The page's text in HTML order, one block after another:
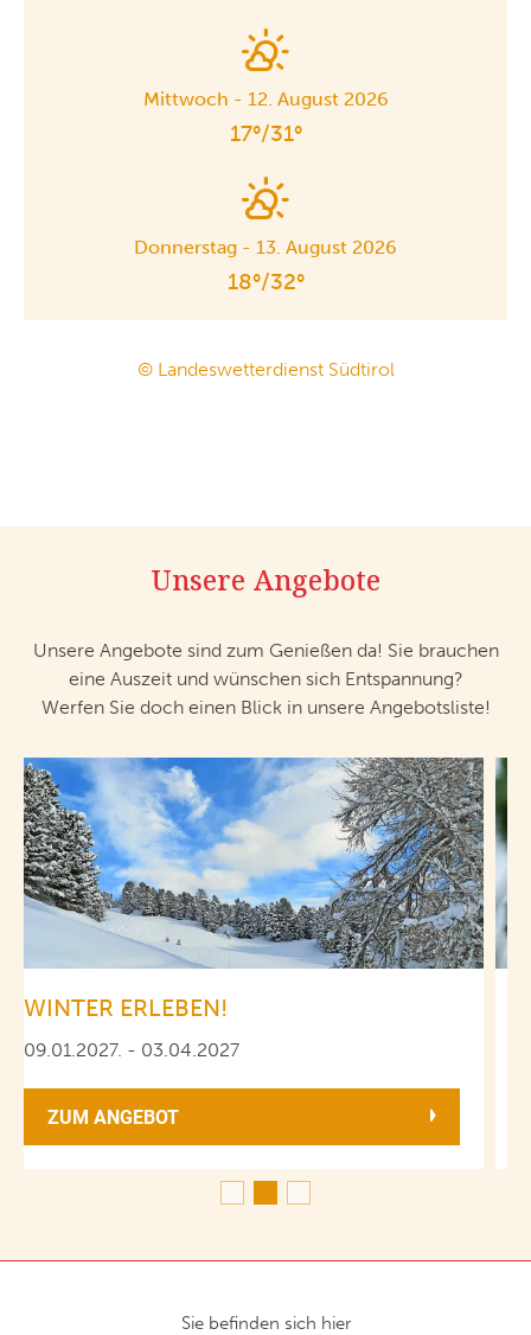
Mittwoch - 12. August 2026
17°/31°
Donnerstag - 13. August 2026
18°/32°
© Landeswetterdienst Südtirol
Unsere Angebote
Unsere Angebote sind zum Genießen da! Sie brauchen
eine Auszeit und wünschen sich Entspannung?
Werfen Sie doch einen Blick in unsere Angebotsliste!
WINTER ERLEBEN!
09.01.2027. - 03.04.2027
ZUM ANGEBOT
Sie befinden sich hier